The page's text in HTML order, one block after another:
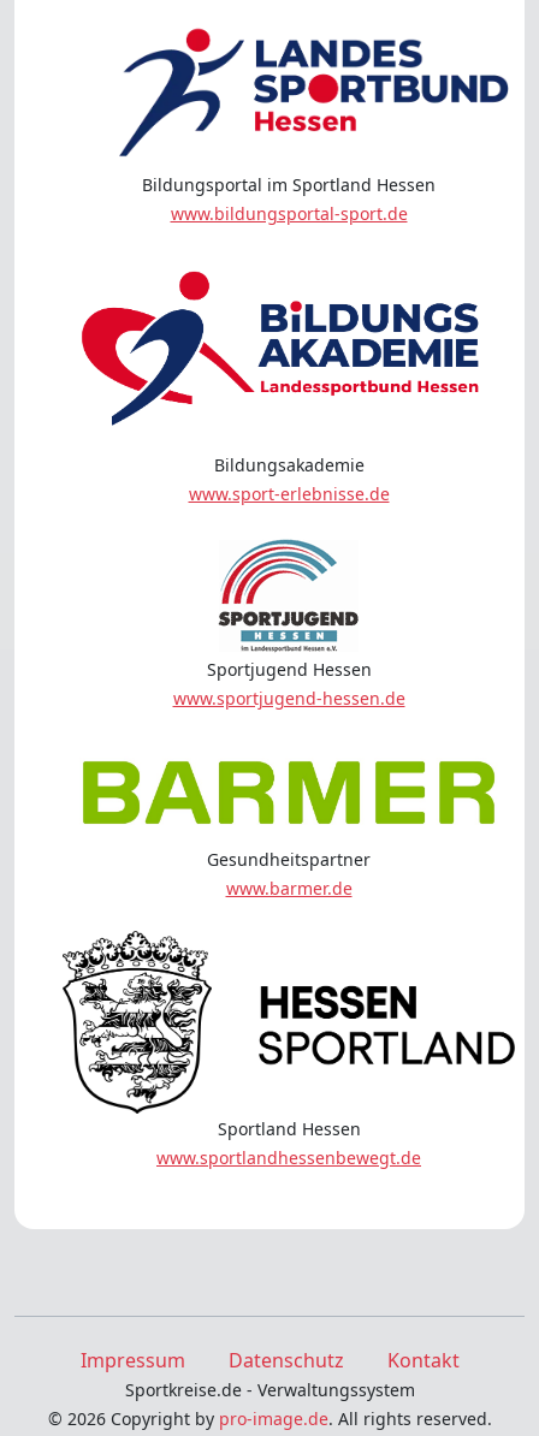
Bildungsportal im Sportland Hessen
www.bildungsportal-sport.de
Bildungsakademie
www.sport-erlebnisse.de
Sportjugend Hessen
www.sportjugend-hessen.de
Gesundheitspartner
www.barmer.de
Sportland Hessen
www.sportlandhessenbewegt.de
Impressum Datenschutz Kontakt
Sportkreise.de - Verwaltungssystem
© 2026 Copyright by pro-image.de. All rights reserved.